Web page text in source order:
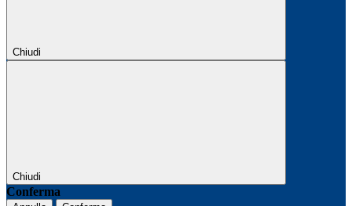
Chiudi
Chiudi
Conferma